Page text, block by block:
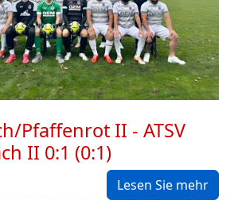
Pfaffenrot II - ATSV
II 0:1 (0:1)
Lesen Sie mehr